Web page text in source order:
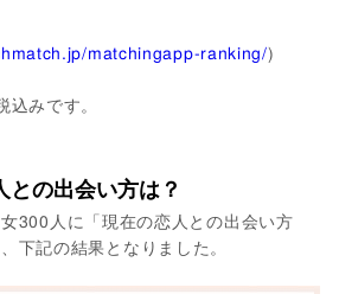
matchingapp-ranking/)
みです。
の出会い方は？
300人に「現在の恋人との出会い方
下記の結果となりました。